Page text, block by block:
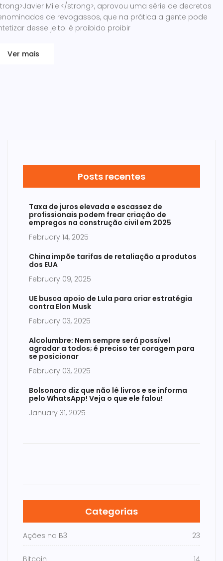
Milei</strong>, aprovou uma série de decretos
de revogassos, que na prática a gente pode
desse jeito: é proibido proibir
Ver mais
Posts recentes
Taxa de juros elevada e escassez de
profissionais podem frear criação de
empregos na construção civil em 2025
February 14, 2025
China impõe tarifas de retaliação a produtos
dos EUA
February 09, 2025
UE busca apoio de Lula para criar estratégia
contra Elon Musk
February 03, 2025
Alcolumbre: Nem sempre será possível
agradar a todos; é preciso ter coragem para
se posicionar
February 03, 2025
Bolsonaro diz que não lê livros e se informa
pelo WhatsApp! Veja o que ele falou!
January 31, 2025
Categorias
Ações na B3 23
Bitcoin 14